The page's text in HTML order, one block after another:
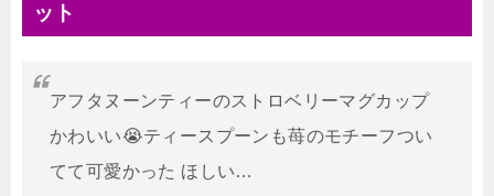
ット
アフタヌーンティーのストロベリーマグカップ
かわいい😭ティースプーンも苺のモチーフつい
てて可愛かった ほしい…